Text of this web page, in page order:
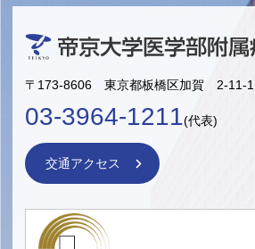
〒173-8606 東京都板橋区加賀 2-11-1
03-3964-1211(代表)
交通アクセス